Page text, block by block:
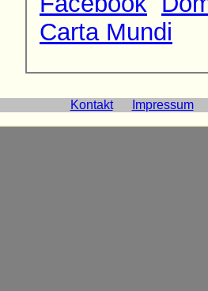
Carta Mundi
Kontakt Impressum